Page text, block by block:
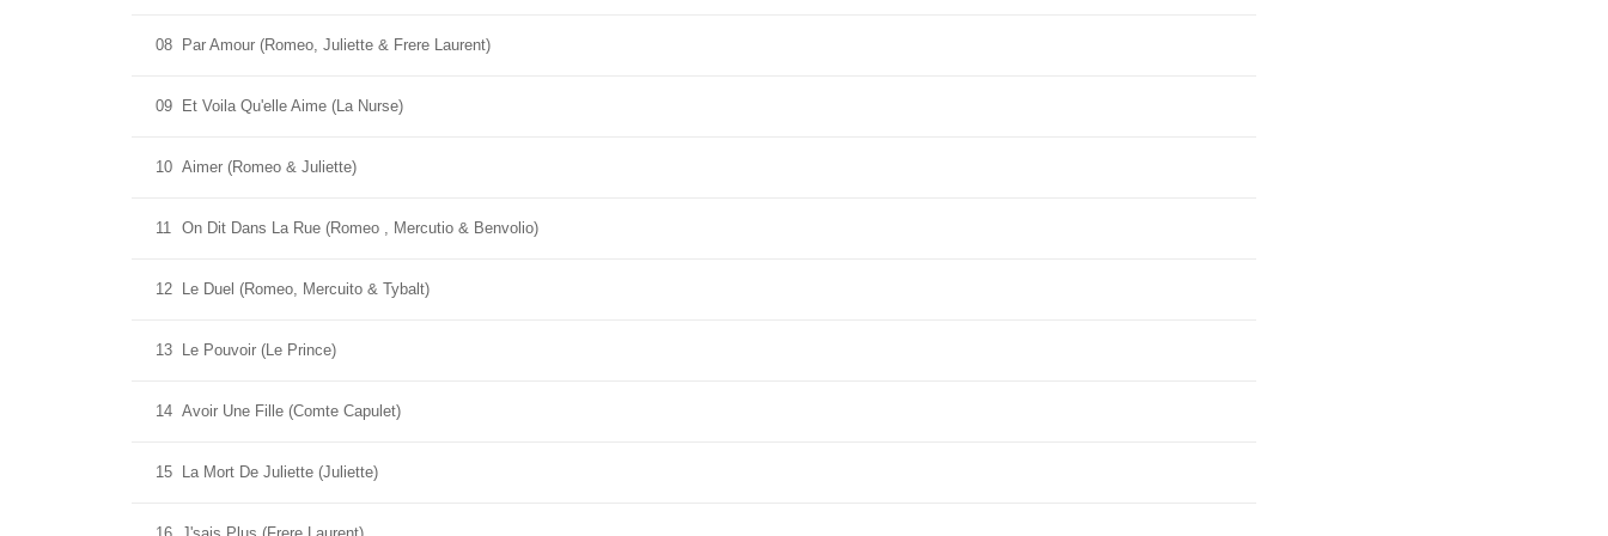
08 Par Amour (Romeo, Juliette & Frere Laurent)
09 Et Voila Qu'elle Aime (La Nurse)
10 Aimer (Romeo & Juliette)
11 On Dit Dans La Rue (Romeo , Mercutio & Benvolio)
12 Le Duel (Romeo, Mercuito & Tybalt)
13 Le Pouvoir (Le Prince)
14 Avoir Une Fille (Comte Capulet)
15 La Mort De Juliette (Juliette)